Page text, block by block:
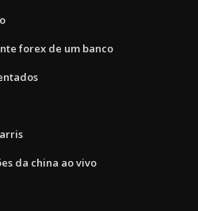
forex de um banco
da china ao vivo